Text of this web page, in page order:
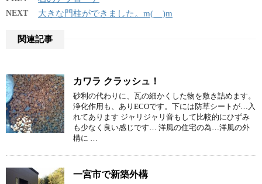
NEXT 大きな門柱ができました。m(__)m
関連記事
カワラ クラッシュ！
砂利の代わりに、瓦の細かくした物を敷き詰めます。
浄化作用も、ありECOです。下には防草シートが…入
れてあります ジャリジャリ音もして比較的にひずみ
も少なく良い感じです… 洋風の住宅の為…洋風の外
構に …
一宮市で新築外構